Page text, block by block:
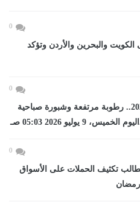
0
والبحرين والأردن وتؤكد
0
طقس الخميس 9 يوليو 2026.. رطوبة مرتفعة وشبورة صباحية
يوليو 2026 05:03 صـ
0
مطالب تكثيف الحملات على الأسواق